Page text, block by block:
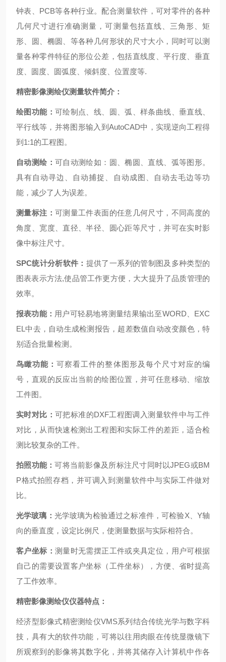
钟表、PCB等各种行业。配合测量软件，可对零件的各种
几何尺寸进行准确测量，可测量包括直线、三角形、矩
形、圆、椭圆、等各种几何形状的尺寸大小，同时可以测
量各种零件特征的形位公差，包括直线度、平行度、垂直
度、圆度、圆弧度、倾斜度、位置度等.
精密影像测绘仪测量软件简介：
绘图功能： 可绘制点、线、圆、弧、样条曲线、垂直线、
平行线等，并将图形输入到AutoCAD中，实现逆向工程得
到1:1的工程图。
自动测绘： 可自动测绘如：圆、椭圆、直线、弧等图形。
具有自动寻边、自动捕捉、自动成图、自动去毛边等功
能，减少了人为误差。
测量标注： 可测量工件表面的任意几何尺寸，不同高度的
角度、宽度、直径、半径、圆心距等尺寸，并可在实时影
像中标注尺寸。
SPC统计分析软件： 提供了一系列的管制图及多种类型的
图表表示方法,使品管工作更方便，大大提升了品质管理的
效率。
报表功能： 用户可轻易地将测量结果输出至WORD、EXC
EL中去，自动生成检测报告，超差数值自动改变颜色，特
别适合批量检测。
鸟瞰功能：可察看工件的整体图形及每个尺寸对应的编
号，直观的反应出当前的绘图位置，并可任意移动、缩放
工件图。
实时对比： 可把标准的DXF工程图调入测量软件中与工件
对比，从而快速检测出工程图和实际工件的差距，适合检
测比较复杂的工件。
拍照功能：可将当前影像及所标注尺寸同时以JPEG或BM
P格式拍照存档，并可调入到测量软件中与实际工件做对
比。
光学玻璃： 光学玻璃为检验通过之标准件，可检验X、Y轴
向的垂直度，设定比例尺，使测量数据与实际相符合。
客户坐标： 测量时无需摆正工件或夹具定位，用户可根据
自己的需要设置客户坐标（工件坐标），方便、省时提高
了工作效率。
精密影像测绘仪仪器特点：
经济型影像式精密测绘仪VMS系列结合传统光学与数字科
技，具有大的软件功能，可将以往用肉眼在传统显微镜下
所观察到的影像将其数字化，并将其储存入计算机中作各